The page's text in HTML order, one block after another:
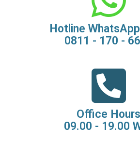
Hotline
0811 - 170 -
Office Hours
09.00 - 19.00